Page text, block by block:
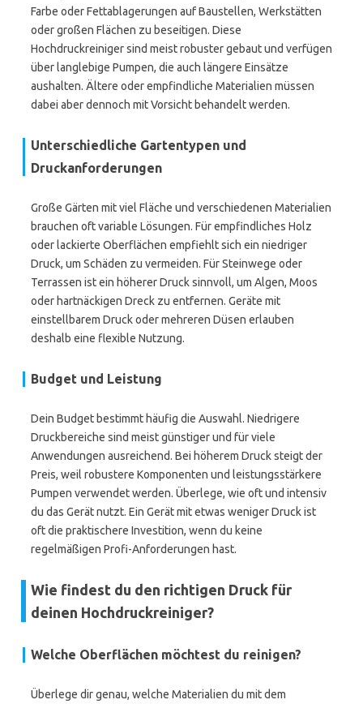
Farbe oder Fettablagerungen auf Baustellen, Werkstätten
oder großen Flächen zu beseitigen. Diese
Hochdruckreiniger sind meist robuster gebaut und verfügen
über langlebige Pumpen, die auch längere Einsätze
aushalten. Ältere oder empfindliche Materialien müssen
dabei aber dennoch mit Vorsicht behandelt werden.
Unterschiedliche Gartentypen und
Druckanforderungen
Große Gärten mit viel Fläche und verschiedenen Materialien
brauchen oft variable Lösungen. Für empfindliches Holz
oder lackierte Oberflächen empfiehlt sich ein niedriger
Druck, um Schäden zu vermeiden. Für Steinwege oder
Terrassen ist ein höherer Druck sinnvoll, um Algen, Moos
oder hartnäckigen Dreck zu entfernen. Geräte mit
einstellbarem Druck oder mehreren Düsen erlauben
deshalb eine flexible Nutzung.
Budget und Leistung
Dein Budget bestimmt häufig die Auswahl. Niedrigere
Druckbereiche sind meist günstiger und für viele
Anwendungen ausreichend. Bei höherem Druck steigt der
Preis, weil robustere Komponenten und leistungsstärkere
Pumpen verwendet werden. Überlege, wie oft und intensiv
du das Gerät nutzt. Ein Gerät mit etwas weniger Druck ist
oft die praktischere Investition, wenn du keine
regelmäßigen Profi-Anforderungen hast.
Wie findest du den richtigen Druck für
deinen Hochdruckreiniger?
Welche Oberflächen möchtest du reinigen?
Überlege dir genau, welche Materialien du mit dem